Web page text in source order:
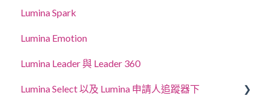
授權使用
購買點數與查看交易紀錄
Lumina Spark
Lumina Emotion
Lumina Leader 與 Leader 360
Lumina Select 以及 Lumina 申請人追蹤器下